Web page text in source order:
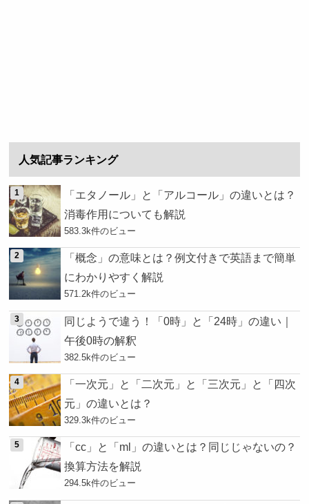
人気記事ランキング
「エタノール」と「アルコール」の違いとは？
消毒作用についても解説
583.3k件のビュー
「概念」の意味とは？例文付きで英語まで簡単
にわかりやすく解説
571.2k件のビュー
同じようで違う！「0時」と「24時」の違い｜
午後0時の解釈
382.5k件のビュー
「一次元」と「二次元」と「三次元」と「四次
元」の違いとは？
329.3k件のビュー
「cc」と「ml」の違いとは？同じじゃないの？
換算方法を解説
294.5k件のビュー